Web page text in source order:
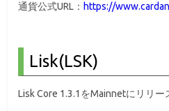
通貨公式URL： https://
Lisk(LSK)
Lisk Core 1.3.1をMainnetにリリー